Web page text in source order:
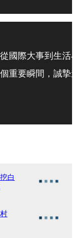
國際大事到生活
重要瞬間，誠摯
白